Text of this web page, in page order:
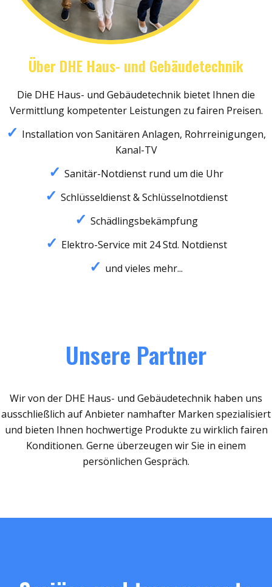
Über DHE Haus- und Gebäudetechnik
Die DHE Haus- und Gebäudetechnik bietet Ihnen die
Vermittlung kompetenter Leistungen zu fairen Preisen.
Installation von Sanitären Anlagen, Rohrreinigungen,
Kanal-TV
Sanitär-Notdienst rund um die Uhr
Schlüsseldienst & Schlüsselnotdienst
Schädlingsbekämpfung
Elektro-Service mit 24 Std. Notdienst
und vieles mehr...
Unsere Partner
Wir von der DHE Haus- und Gebäudetechnik haben uns
ausschließlich auf Anbieter namhafter Marken spezialisiert
und bieten Ihnen hochwertige Produkte zu wirklich fairen
Konditionen. Gerne überzeugen wir Sie in einem
persönlichen Gespräch.